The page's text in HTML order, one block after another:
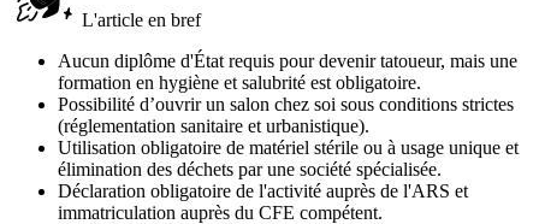
L'article en bref
Aucun diplôme d'État requis pour devenir tatoueur, mais une
formation en hygiène et salubrité est obligatoire.
Possibilité d’ouvrir un salon chez soi sous conditions strictes
(réglementation sanitaire et urbanistique).
Utilisation obligatoire de matériel stérile ou à usage unique et
élimination des déchets par une société spécialisée.
Déclaration obligatoire de l'activité auprès de l'ARS et
immatriculation auprès du CFE compétent.